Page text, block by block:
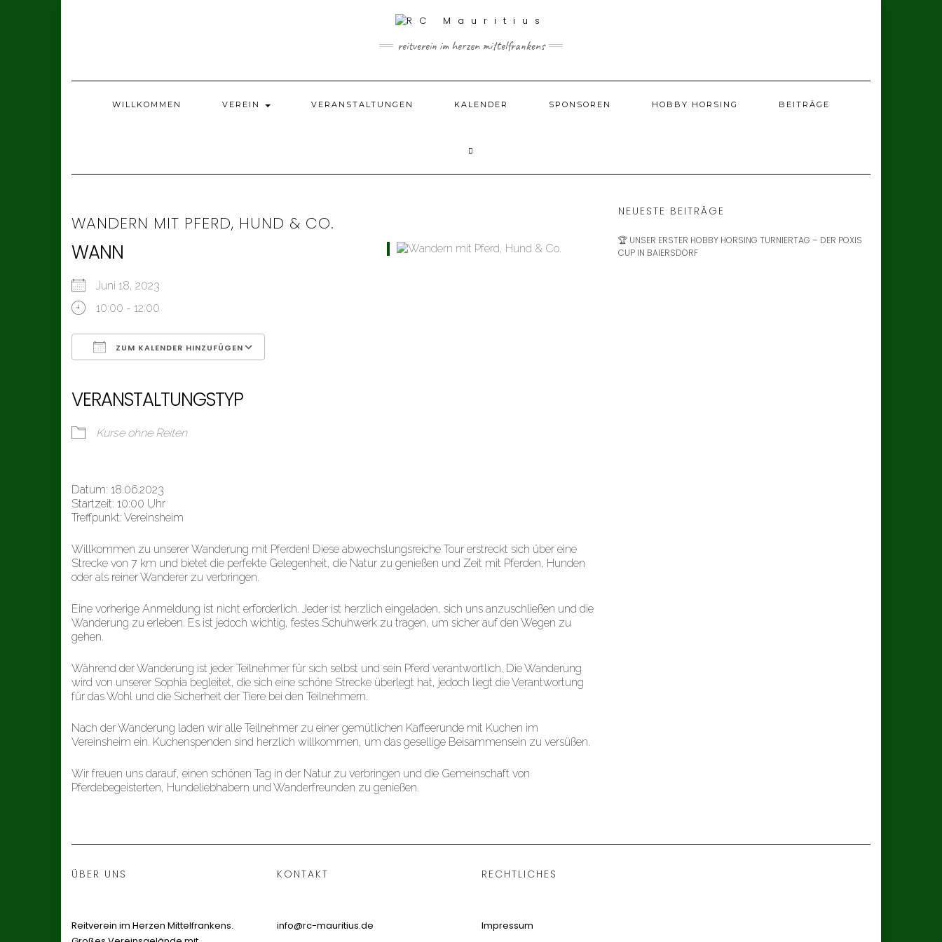
reitverein im herzen mittelfrankens
WILLKOMMEN VEREIN VERANSTALTUNGEN KALENDER SPONSOREN HOBBY HORSING BEITRÄGE
WANDERN MIT PFERD, HUND & CO.
WANN
Juni 18, 2023
10:00 - 12:00
ZUM KALENDER HINZUFÜGEN
VERANSTALTUNGSTYP
Kurse ohne Reiten
Datum: 18.06.2023
Startzeit: 10:00 Uhr
Treffpunkt: Vereinsheim
Willkommen zu unserer Wanderung mit Pferden! Diese abwechslungsreiche Tour erstreckt sich über eine
Strecke von 7 km und bietet die perfekte Gelegenheit, die Natur zu genießen und Zeit mit Pferden, Hunden
oder als reiner Wanderer zu verbringen.
Eine vorherige Anmeldung ist nicht erforderlich. Jeder ist herzlich eingeladen, sich uns anzuschließen und die
Wanderung zu erleben. Es ist jedoch wichtig, festes Schuhwerk zu tragen, um sicher auf den Wegen zu
gehen.
Während der Wanderung ist jeder Teilnehmer für sich selbst und sein Pferd verantwortlich. Die Wanderung
wird von unserer Sophia begleitet, die sich eine schöne Strecke überlegt hat, jedoch liegt die Verantwortung
für das Wohl und die Sicherheit der Tiere bei den Teilnehmern.
Nach der Wanderung laden wir alle Teilnehmer zu einer gemütlichen Kaffeerunde mit Kuchen im
Vereinsheim ein. Kuchenspenden sind herzlich willkommen, um das gesellige Beisammensein zu versüßen.
Wir freuen uns darauf, einen schönen Tag in der Natur zu verbringen und die Gemeinschaft von
Pferdebegeisterten, Hundeliebhabern und Wanderfreunden zu genießen.
NEUESTE BEITRÄGE
🏆 UNSER ERSTER HOBBY HORSING TURNIERTAG – DER POXIS
CUP IN BAIERSDORF
ÜBER UNS
Reitverein im Herzen Mittelfrankens.
KONTAKT
info@rc-mauritius.de
RECHTLICHES
Impressum